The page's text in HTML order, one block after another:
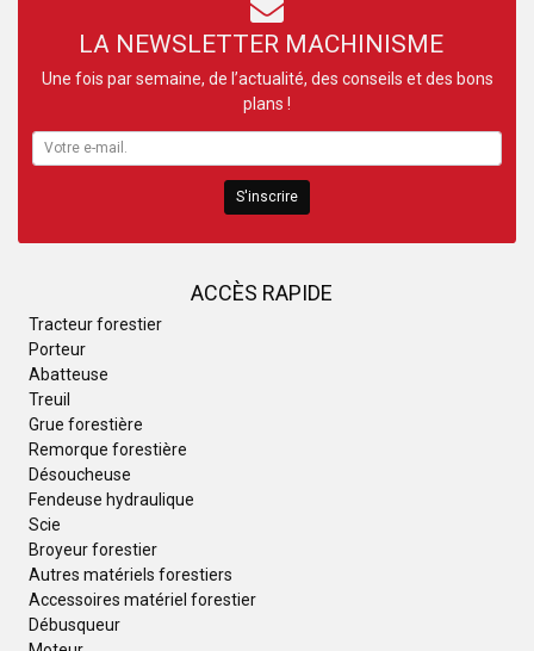
ACCÈS RAPIDE
Tracteur forestier
Porteur
Abatteuse
Treuil
Grue forestière
Remorque forestière
Désoucheuse
Fendeuse hydraulique
Scie
Broyeur forestier
Autres matériels forestiers
Accessoires matériel forestier
Débusqueur
LA NEWSLETTER MACHINISME
Une fois par semaine, de l’actualité, des conseils et des bons
plans !
S'inscrire